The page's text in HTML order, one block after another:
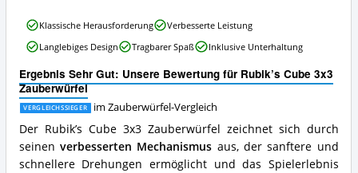
Ergebnis Sehr Gut: Unsere Bewertung für Rubik’s Cube 3x3
Zauberwürfel
VERGLEICHSSIEGER im Zauberwürfel-Vergleich
Der Rubik’s Cube 3x3 Zauberwürfel zeichnet sich durch
seinenverbesserten Mechanismus aus, der sanftere und
schnellere Drehungen ermöglicht und das Spielerlebnis
Rubik’s
Cube
3x3
Vorteile:
Was
spricht
für
diesen
Zauberwürfel?
Klassische Herausforderung
Verbesserte Leistung
Langlebiges Design
Tragbarer Spaß Inklusive Unterhaltung